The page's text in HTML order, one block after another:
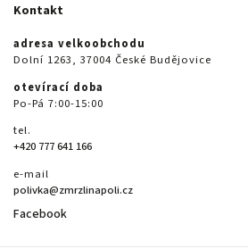
Kontakt
adresa velkoobchodu
Dolní 1263, 37004 České Budějovice
otevírací doba
Po-Pá 7:00-15:00
tel.
+420 777 641 166
e-mail
polivka@zmrzlinapoli.cz
Facebook